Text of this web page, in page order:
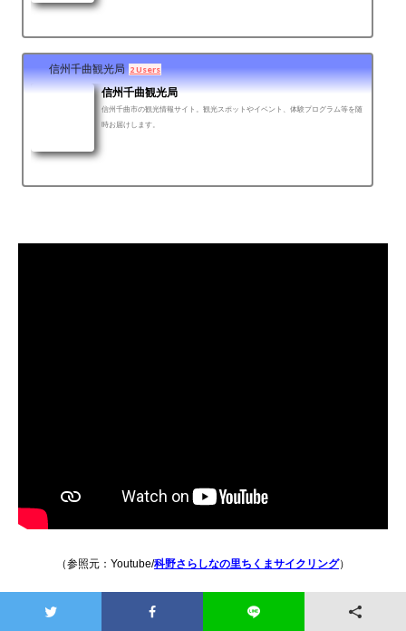
信州千曲観光局 2 Users
信州千曲観光局
信州千曲市の観光情報サイト。観光スポットやイベント、体験プログラム等を随
時お届けします。
（参照元：Youtube/科野さらしなの里ちくまサイクリング）